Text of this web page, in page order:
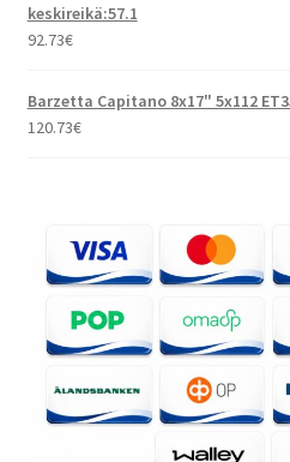
keskireikä:57.1
92.73€
Barzetta Capitano 8x17" 5x112
120.73€